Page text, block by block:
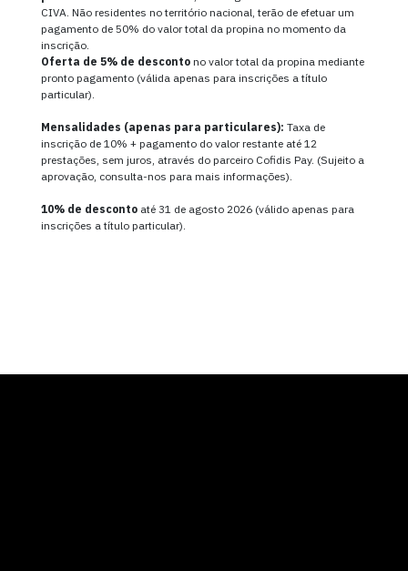
CIVA. Não residentes no território nacional, terão de efetuar um
pagamento de 50% do valor total da propina no momento da
inscrição.
Oferta de 5% de desconto no valor total da propina mediante
pronto pagamento (válida apenas para inscrições a título
particular).
Mensalidades (apenas para particulares): Taxa de
inscrição de 10% + pagamento do valor restante até 12
prestações, sem juros, através do parceiro Cofidis Pay. (Sujeito a
aprovação, consulta-nos para mais informações).
10% de desconto até 31 de agosto 2026 (válido apenas para
inscrições a título particular).